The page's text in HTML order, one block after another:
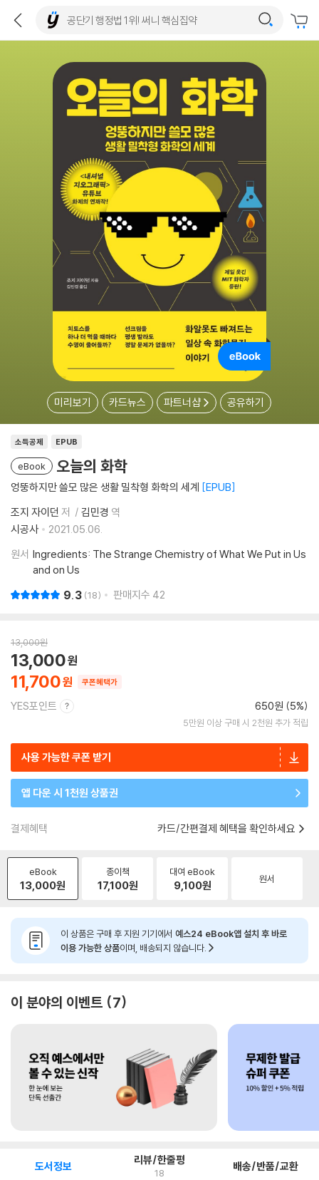
미리보기 카드뉴스 파트너샵 공유하기
소득공제 EPUB
eBook 오늘의 화학
엉뚱하지만 쓸모 많은 생활 밀착형 화학의 세계 EPUB
조지 자이던 저 김민경 역
시공사
2021.05.06.
원서 Ingredients: The Strange Chemistry of What We Put in Us
and on Us
9.3 18 판매지수 42
13,000원
11,700
13,000
쿠폰혜택가
YES포인트 650원 (5%)
5만원 이상 구매 시 2천원 추가 적립
사용 가능한 쿠폰 받기
앱 다운 시 1천원 상품권
결제혜택 카드/간편결제 혜택을 확인하세요
eBook
13,000원
종이책
17,100원
대여 eBook
9,100원 원서
이 상품은 구매 후 지원 기기에서 예스24 eBook앱 설치 후 바로
이용 가능한 상품이며, 배송되지 않습니다.
이 분야의 이벤트 7
도서정보 리뷰/한줄평
18 배송/반품/교환